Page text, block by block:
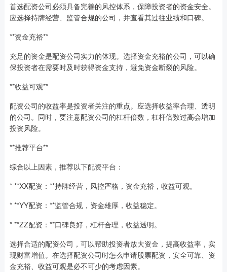
首选配资公司必须具备完善的风控体系，保障投资者的资金安全。
应选择持牌经营、监管合规的公司，并查看其过往业绩和口碑。
**资金充裕**
充足的资金是配资公司实力的体现。选择资金充裕的公司，可以确
保投资者在需要时及时获得资金支持，避免资金断裂的风险。
**收益可观**
配资公司的收益率是投资者关注的重点。应选择收益率合理、透明
的公司。同时，要注意配资公司的杠杆倍数，杠杆倍数过高会增加
投资风险。
**推荐平台**
综合以上因素，推荐以下配资平台：
* **XX配资：**持牌经营，风控严格，资金充裕，收益可观。
* **YY配资：**监管合规，资金雄厚，收益稳定。
* **ZZ配资：**口碑良好，杠杆合理，收益透明。
选择合适的配资公司，可以帮助投资者放大资金，提高收益率，实
现财富增值。在选择配资公司时怎么申请股票配资，安全可靠、资
金充裕、收益可观是必不可少的考虑因素。